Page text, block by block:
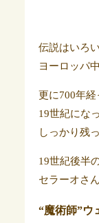
伝説はいろ
ヨーロッパ
更に700年経
19世紀にな
しっかり残
19世紀後半
セラーオさん
“魔術師”ウ